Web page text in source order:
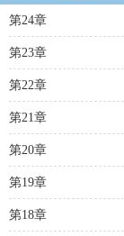
第24章
第23章
第22章
第21章
第20章
第19章
第18章